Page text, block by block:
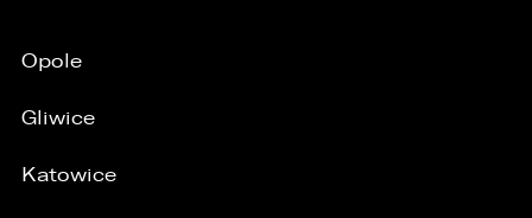
Opole
Gliwice
Katowice